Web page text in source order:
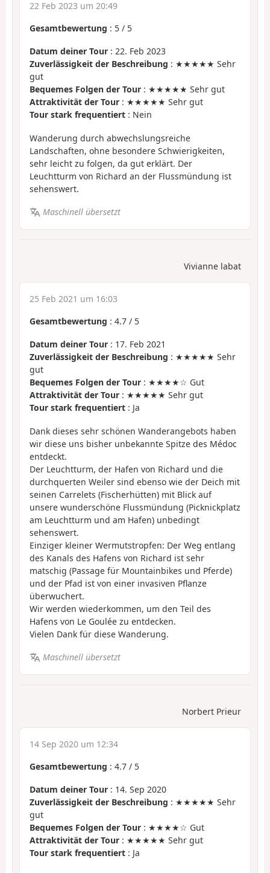
22 Feb 2023 um 20:49
Gesamtbewertung : 5 / 5
Datum deiner Tour : 22. Feb 2023
Zuverlässigkeit der Beschreibung : ★★★★★ Sehr
gut
Bequemes Folgen der Tour : ★★★★★ Sehr gut
Attraktivität der Tour : ★★★★★ Sehr gut
Tour stark frequentiert : Nein
Wanderung durch abwechslungsreiche
Landschaften, ohne besondere Schwierigkeiten,
sehr leicht zu folgen, da gut erklärt. Der
Leuchtturm von Richard an der Flussmündung ist
sehenswert.
Maschinell übersetzt
Vivianne labat
25 Feb 2021 um 16:03
Gesamtbewertung : 4.7 / 5
Datum deiner Tour : 17. Feb 2021
Zuverlässigkeit der Beschreibung : ★★★★★ Sehr
gut
Bequemes Folgen der Tour : ★★★★☆ Gut
Attraktivität der Tour : ★★★★★ Sehr gut
Tour stark frequentiert : Ja
Dank dieses sehr schönen Wanderangebots haben
wir diese uns bisher unbekannte Spitze des Médoc
entdeckt.
Der Leuchtturm, der Hafen von Richard und die
durchquerten Weiler sind ebenso wie der Deich mit
seinen Carrelets (Fischerhütten) mit Blick auf
unsere wunderschöne Flussmündung (Picknickplatz
am Leuchtturm und am Hafen) unbedingt
sehenswert.
Einziger kleiner Wermutstropfen: Der Weg entlang
des Kanals des Hafens von Richard ist sehr
matschig (Passage für Mountainbikes und Pferde)
und der Pfad ist von einer invasiven Pflanze
überwuchert.
Wir werden wiederkommen, um den Teil des
Hafens von Le Goulée zu entdecken.
Vielen Dank für diese Wanderung.
Maschinell übersetzt
Norbert Prieur
14 Sep 2020 um 12:34
Gesamtbewertung : 4.7 / 5
Datum deiner Tour : 14. Sep 2020
Zuverlässigkeit der Beschreibung : ★★★★★ Sehr
gut
Bequemes Folgen der Tour : ★★★★☆ Gut
Attraktivität der Tour : ★★★★★ Sehr gut
Tour stark frequentiert : Ja